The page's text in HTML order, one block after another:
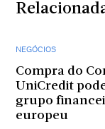
NEGÓCIOS
Compra do
UniCredit
grupo
europeu